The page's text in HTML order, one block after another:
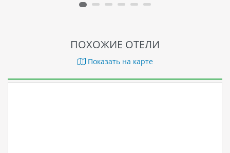
ПОХОЖИЕ ОТЕЛИ
Показать на карте